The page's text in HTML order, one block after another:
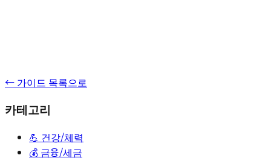
← 가이드 목록으로
카테고리
💪 건강/체력
💰 금융/세금